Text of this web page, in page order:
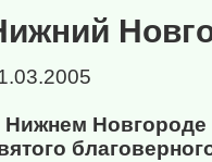
Нижнем Новгороде